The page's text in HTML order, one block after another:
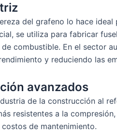
del grafeno lo hace
se utiliza para fabricar
combustible. En el sector
y reduciendo las
avanzados
de la construcción al
resistentes a la
de mantenimiento.